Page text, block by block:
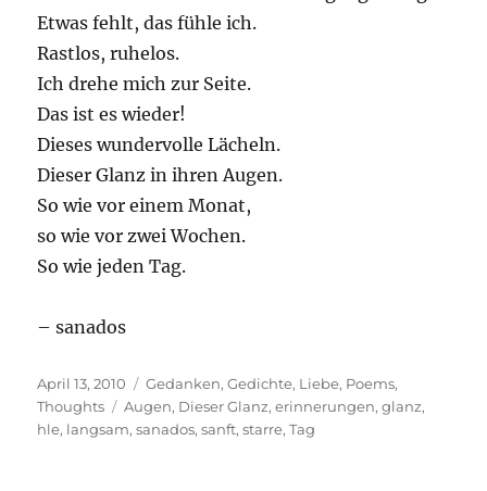
Etwas fehlt, das fühle ich.
Rastlos, ruhelos.
Ich drehe mich zur Seite.
Das ist es wieder!
Dieses wundervolle Lächeln.
Dieser Glanz in ihren Augen.
So wie vor einem Monat,
so wie vor zwei Wochen.
So wie jeden Tag.
– sanados
Posted
on
April 13, 2010 Categories
Gedanken,Gedichte, Liebe, Poems,
Thoughts
Tags
Augen, Dieser Glanz,erinnerungen,glanz,
hle, langsam,sanados,sanft,starre,Tag